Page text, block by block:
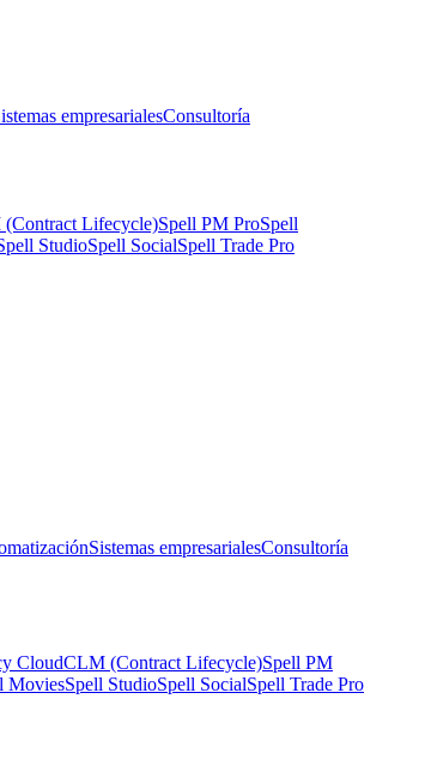
empresarialesConsultoría
Lifecycle)Spell PM ProSpell
StudioSpell SocialSpell Trade Pro
Sistemas empresarialesConsultoría
CloudCLM (Contract Lifecycle)Spell PM
MoviesSpell StudioSpell SocialSpell Trade Pro